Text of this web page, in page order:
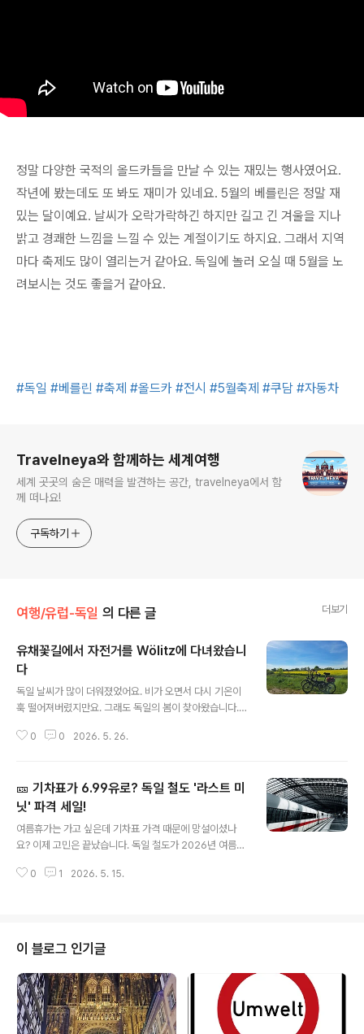
정말 다양한 국적의 올드카들을 만날 수 있는 재밌는 행사였어요.
작년에 봤는데도 또 봐도 재미가 있네요. 5월의 베를린은 정말 재
밌는 달이예요. 날씨가 오락가락하긴 하지만 길고 긴 겨울을 지나
밝고 경쾌한 느낌을 느낄 수 있는 계절이기도 하지요. 그래서 지역
마다 축제도 많이 열리는거 같아요. 독일에 놀러 오실 때 5월을 노
려보시는 것도 좋을거 같아요.
#독일 #베를린 #축제 #올드카 #전시 #5월축제 #쿠담 #자동차
Travelneya와 함께하는 세계여행
세계 곳곳의 숨은 매력을 발견하는 공간, travelneya에서 함
께 떠나요!
구독하기
여행/유럽-독일 의 다른 글 더보기
유채꽃길에서 자전거를 Wölitz에 다녀왔습니
다
독일 날씨가 많이 더워졌었어요. 비가 오면서 다시 기온이
훅 떨어져버렸지만요. 그래도 독일의 봄이 찾아왔습니다.
식용유로 많이 쓰입니다. 그래서 유채를 키우는 농장이 많
있을 수 없어서 교외로 나왔어요. 바로 뵐리츠(Wölitz)입
니다. 이 곳에는 유네스코세계문화유산에 등재되어 있는
공원도 있지요. 이 공원에 대한 자세한 내용은 제 블로그의
다른 글에서 찾아보실 수 있어요.https://blog.naver.co
m/travelneya/223852873601 독일 작센안할트의 숨
은 보석, Wörlitz — 유네스코 세계문화유산 공원과 아름
0 0 2026. 5. 26.
🎫 기차표가 6.99유로? 독일 철도 '라스트 미
닛' 파격 세일!
여름휴가는 가고 싶은데 기차표 가격 때문에 망설이셨나
요? 이제 고민은 끝났습니다. 독일 철도가 2026년 여름을
를 시작합니다."> 📅 핵심 요약: 언제, 어떻게 예약하나요?
예약을 진행하는 주말의 '다음 주' 운행 열차시작 가격: 단
돈 6.99유로부터!​​✨ 이번 혜택의 3가지 포인트1. 계획 없
어도 괜찮아요, '즉흥성'의 자유 미리 몇 달 전부터 골머리
앓으며 예약할 필요 없습니다. 이번 주말에 "다음 주에 어
디 좀 가볼까?" 하고 가볍게 검색해 보세요. 햇살 가득..
0 1 2026. 5. 15.
이 블로그 인기글